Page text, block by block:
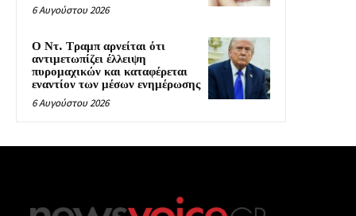
6 Αυγούστου 2026
Ο Ντ. Τραμπ αρνείται ότι
αντιμετωπίζει έλλειψη
πυρομαχικών και καταφέρεται
εναντίον των μέσων ενημέρωσης
6 Αυγούστου 2026